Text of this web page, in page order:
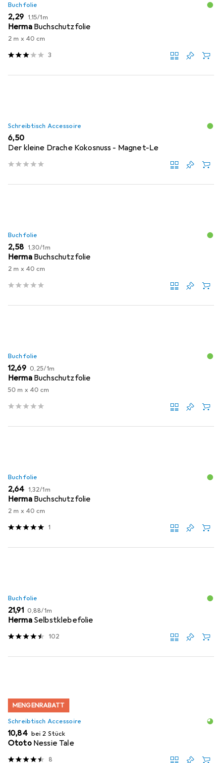
Buchfolie
EUR
2,29 EUR
1,15/1m
Herma Buchschutzfolie
2 m x 40 cm
3
Schreibtisch Accessoire
EUR
6,50
Der kleine Drache Kokosnuss - Magnet-Le
Buchfolie
EUR
2,58 EUR
1,30/1m
Herma Buchschutzfolie
2 m x 40 cm
Buchfolie
EUR
12,69 EUR
0,25/1m
Herma Buchschutzfolie
50 m x 40 cm
Buchfolie
EUR
2,64 EUR
1,32/1m
Herma Buchschutzfolie
2 m x 40 cm
1
Buchfolie
EUR
21,91 EUR
0,88/1m
Herma Selbstklebefolie
102
MENGENRABATT
Schreibtisch Accessoire
EUR
10,84 bei 2 Stück
Ototo Nessie Tale
8